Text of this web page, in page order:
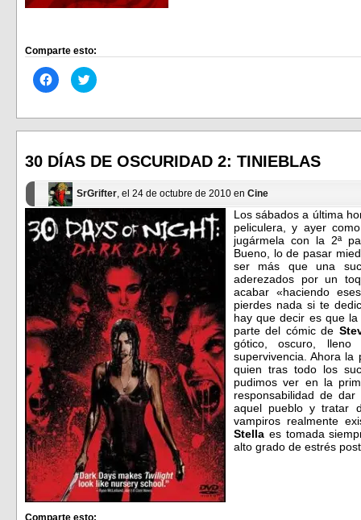
Comparte esto:
Haz
clic
en
(Se
en
una
nueva)
Haz
clic
en
(Se
en
una
nueva)
30 DÍAS DE OSCURIDAD 2: TINIEBLAS
SrGrifter, el 24 de octubre de 2010 en Cine
Los sábados a última
peliculera, y ayer
jugármela con la 2ª
Bueno, lo de pasar
ser más que una
aderezados por un
acabar «haciendo
pierdes nada si te
hay que decir es que
parte del cómic de
gótico,oscuro,
supervivencia. Ahora
quien tras todo los
pudimos ver en la
responsabilidad de
aquel pueblo y tratar
vampiros realmente
Stella es tomada
alto grado de estrés
Comparte esto: